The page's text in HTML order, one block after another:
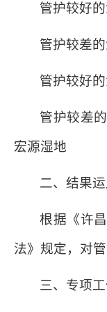
管护较好
管护较差
管护较好
管护较差
宏源湿地
二、结果运
根据《许
法》规定，对
三、专项